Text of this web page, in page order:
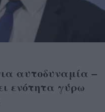
αυτοδυναμία –
ενότητα γύρω